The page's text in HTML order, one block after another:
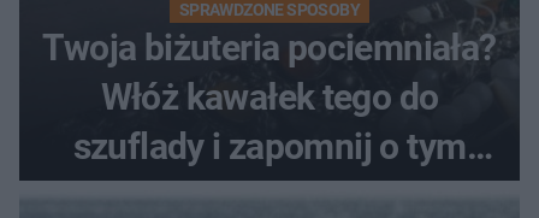
SPRAWDZONE SPOSOBY
Twoja biżuteria pociemniała?
Włóż kawałek tego do
szuflady i zapomnij o tym
problemie. Sposób na